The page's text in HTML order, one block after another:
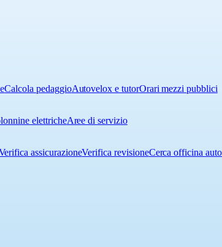
Calcola pedaggioAutovelox e tutorOrari mezzi pubblici
elettricheAree di servizio
assicurazioneVerifica revisioneCerca officina